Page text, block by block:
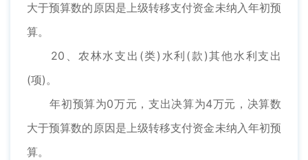
大于预算数的原因是上级转移支付资金未纳入年初预
算。
20、农林水支出(类)水利(款)其他水利支出
(项)。
年初预算为0万元，支出决算为4万元，决算数
大于预算数的原因是上级转移支付资金未纳入年初预
算。